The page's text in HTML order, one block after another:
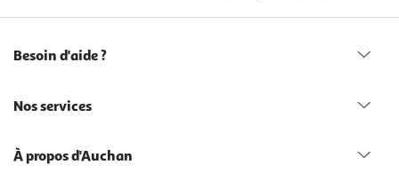
Besoin d'aide ?
Nos services
À propos d'Auchan